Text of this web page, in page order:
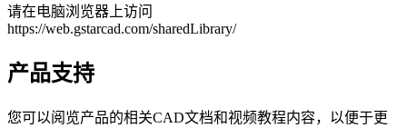
请在电脑浏览器上访问
https://web.gstarcad.com/sharedLibrary/
产品支持
您可以阅览产品的相关CAD文档和视频教程内容，以便于更